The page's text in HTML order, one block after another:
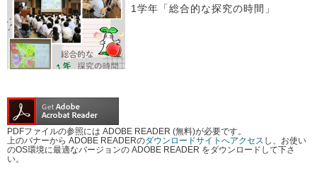
1学年「総合的な探究の時間」
PDFファイルの参照には ADOBE READER (無料)が必要です。
上のバナーから ADOBE READERのダウンロードサイトへアクセス し、お使い
のOS環境に最適なバージョンの ADOBE READER をダウンロードして下さ
い。